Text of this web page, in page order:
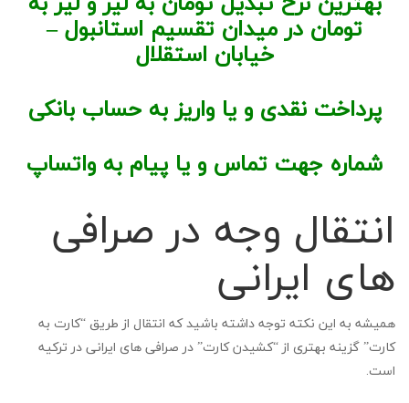
تومان در میدان تقسیم استانبول –
خیابان استقلال
پرداخت نقدی و یا واریز به حساب بانکی
شماره جهت تماس و یا پیام به واتساپ
انتقال وجه در صرافی
های ایرانی
همیشه به این نکته توجه داشته باشید که انتقال از طریق “کارت به
کارت” گزینه بهتری از “کشیدن کارت” در صرافی های ایرانی در ترکیه
است.